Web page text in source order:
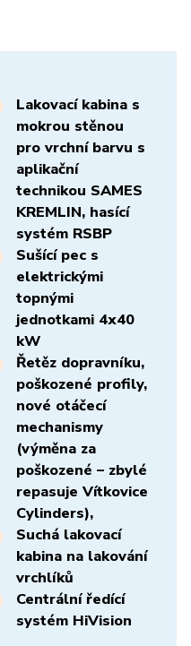
Lakovací kabina s
mokrou stěnou
pro vrchní barvu s
aplikační
technikou SAMES
KREMLIN, hasící
systém RSBP
Sušící pec s
elektrickými
topnými
jednotkami 4x40
kW
Řetěz dopravníku,
poškozené profily,
nové otáčecí
mechanismy
(výměna za
poškozené – zbylé
repasuje Vítkovice
Cylinders),
Suchá lakovací
kabina na lakování
vrchlíků
Centrální ředící
systém HiVision